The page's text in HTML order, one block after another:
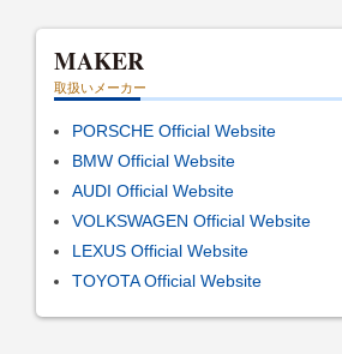
MAKER
取扱いメーカー
PORSCHE Official Website
BMW Official Website
AUDI Official Website
VOLKSWAGEN Official Website
LEXUS Official Website
TOYOTA Official Website